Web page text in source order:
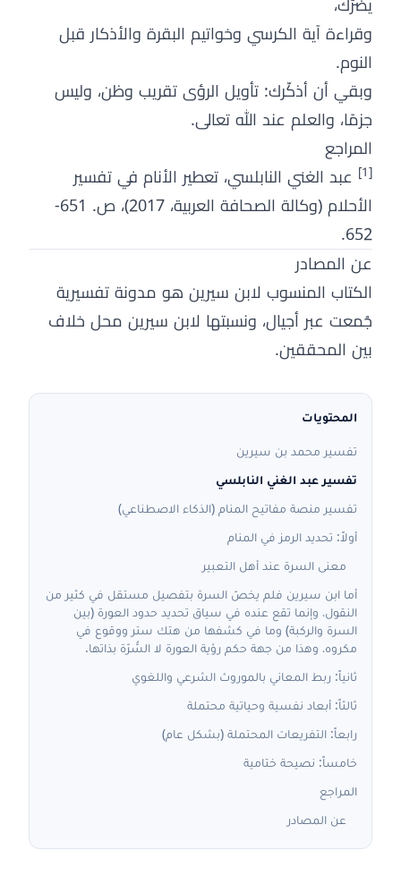
وقراءة آية الكرسي وخواتيم البقرة والأذكار قبل
النوم.
وبقي أن أذكّرك: تأويل الرؤى تقريب وظن، وليس
جزمًا، والعلم عند الله تعالى.
المراجع
[1]
عبد الغني النابلسي، تعطير الأنام في تفسير
الأحلام (وكالة الصحافة العربية، 2017)، ص. 651-
652.
عن المصادر
الكتاب المنسوب لابن سيرين هو مدونة تفسيرية
جُمعت عبر أجيال، ونسبتها لابن سيرين محل خلاف
بين المحققين.
المحتويات
تفسير محمد بن سيرين
تفسير عبد الغني النابلسي
تفسير منصة مفاتيح المنام (الذكاء الاصطناعي)
أولاً: تحديد الرمز في المنام
معنى السرة عند أهل التعبير
أما ابن سيرين فلم يخصّ السرة بتفصيل مستقل في كثير من
النقول، وإنما تقع عنده في سياق تحديد حدود العورة (بين
السرة والركبة) وما في كشفها من هتك ستر ووقوع في
مكروه، وهذا من جهة حكم رؤية العورة لا السُّرّة بذاتها.
ثانياً: ربط المعاني بالموروث الشرعي واللغوي
ثالثاً: أبعاد نفسية وحياتية محتملة
رابعاً: التفريعات المحتملة (بشكل عام)
خامساً: نصيحة ختامية
المراجع
عن المصادر